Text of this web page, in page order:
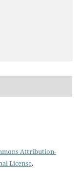
Attribution-
License.